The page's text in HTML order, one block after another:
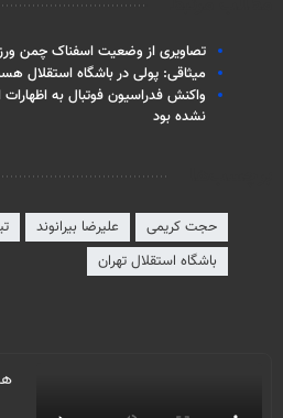
تصاویری از وضعیت اسفناک چمن
میثاقی: پولی در باشگاه استقلال
واکنش فدراسیون فوتبال به
نشده بود
حجت کریمی علیرضا بیرانوند
باشگاه استقلال تهران